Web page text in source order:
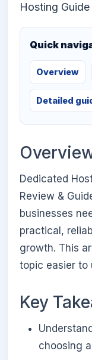
Hosting
Quick
Overview
Detailed
Dedicated
Review &
businesses
practical,
growth. This
topic easier to
Key
choosing